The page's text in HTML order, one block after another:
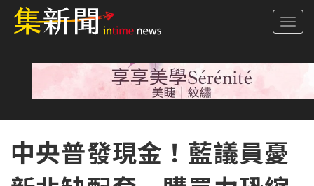
中央普發現金！藍議員憂